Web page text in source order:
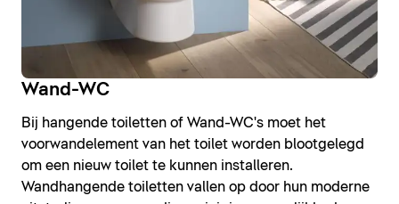
Wand-WC
Bij hangende toiletten of Wand-WC's moet het
voorwandelement van het toilet worden blootgelegd
om een nieuw toilet te kunnen installeren.
Wandhangende toiletten vallen op door hun moderne